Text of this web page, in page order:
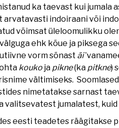
ka taevast kui jumala
indoiraani või
võimsat üleloomulikku
ehk kõue ja piksega
vorm sõnast äi
kouko ja pikne(ka pitkne)
vältimiseks.
nimetatakse sarnast
valitsevatest jumalatest,
eesti teadetes räägitakse